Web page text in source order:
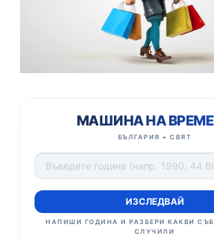
МАШИНА НА
БЪЛГАРИЯ + СВЯТ
ИЗСЛЕДВАЙ
НАПИШИ ГОДИНА И РАЗБЕРИ КАКВИ
СЛУЧИЛИ